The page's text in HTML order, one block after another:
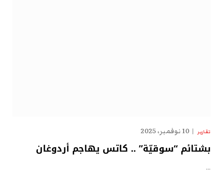
تقارير 10 نوفمبر، 2025
بشتائم “سوقيّة” .. كاتس يهاجم أردوغان
…